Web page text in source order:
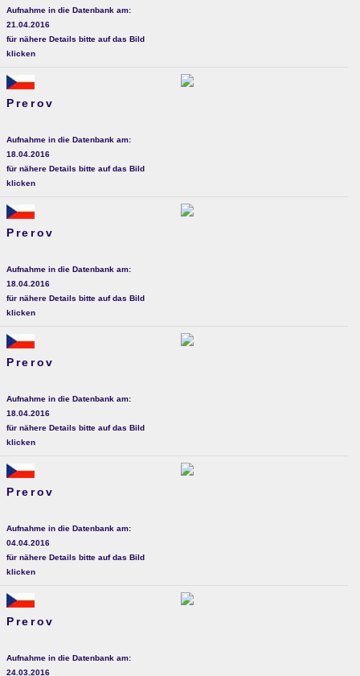
Aufnahme in die Datenbank am:
21.04.2016
für nähere Details bitte auf das Bild
klicken
Prerov
Aufnahme in die Datenbank am:
18.04.2016
für nähere Details bitte auf das Bild
klicken
Prerov
Aufnahme in die Datenbank am:
18.04.2016
für nähere Details bitte auf das Bild
klicken
Prerov
Aufnahme in die Datenbank am:
18.04.2016
für nähere Details bitte auf das Bild
klicken
Prerov
Aufnahme in die Datenbank am:
04.04.2016
für nähere Details bitte auf das Bild
klicken
Prerov
Aufnahme in die Datenbank am:
24.03.2016